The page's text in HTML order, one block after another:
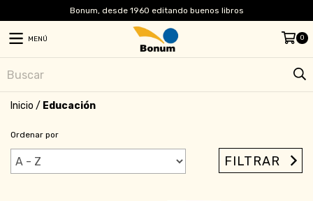
Bonum, desde 1960 editando buenos libros
MENÚ 0
Inicio / Educación
Ordenar por
FILTRAR